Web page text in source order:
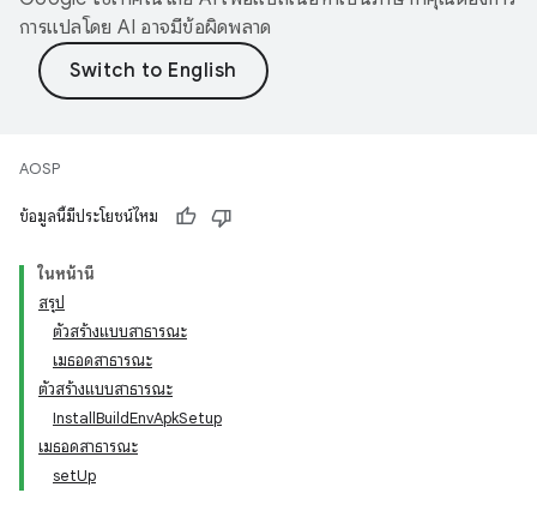
การแปลโดย AI อาจมีข้อผิดพลาด
AOSP
ข้อมูลนี้มีประโยชน์ไหม
ในหน้านี้
สรุป
ตัวสร้างแบบสาธารณะ
เมธอดสาธารณะ
ตัวสร้างแบบสาธารณะ
InstallBuildEnvApkSetup
เมธอดสาธารณะ
setUp